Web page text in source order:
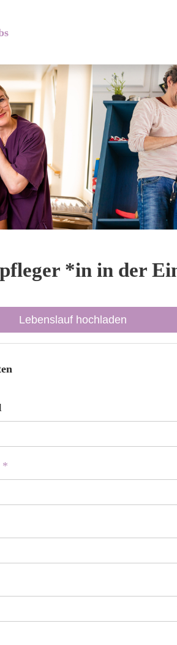
*in in der
Lebenslauf hochladen
*